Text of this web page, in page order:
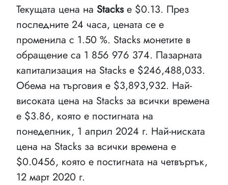
Текущата цена на Stacksе $0.13. През
последните 24 часа, цената се е
променила с 1.50 %. Stacks монетите в
обращение са 1 856 976 374. Пазарната
капитализация на Stacks e $246,488,033.
Обема на търговия е $3,893,932. Най-
високата цена на Stacks за всички времена
е $3.86, която е постигната на
понеделник, 1 април 2024 г. Най-ниската
цена на Stacks за всички времена е
$0.0456, която е постигната на четвъртък,
12 март 2020 г.